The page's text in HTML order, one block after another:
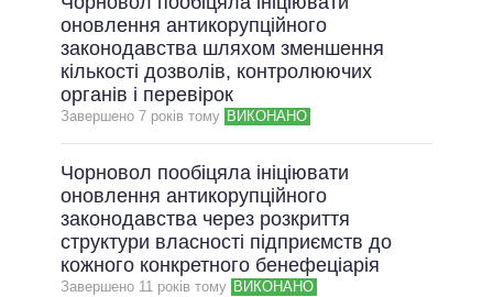
оновлення антикорупційного
законодавства шляхом зменшення
кількості дозволів, контролюючих
органів і перевірок
Завершено 7 рокiв тому ВИКОНАНО
Чорновол пообіцяла ініціювати
оновлення антикорупційного
законодавства через розкриття
структури власності підприємств до
кожного конкретного бенефеціарія
Завершено 11 рокiв тому ВИКОНАНО